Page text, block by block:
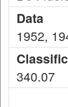
Data
1952,
340.07